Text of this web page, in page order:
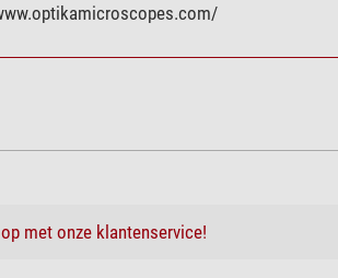
met onze klantenservice!